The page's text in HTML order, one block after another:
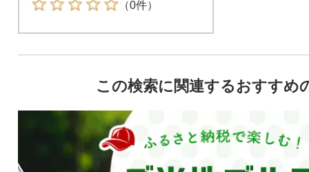
（0件）
この検索に関連するおすすめ